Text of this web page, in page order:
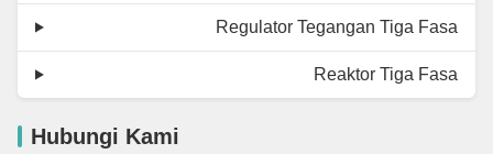
Regulator Tegangan Tiga Fasa
Reaktor Tiga Fasa
Hubungi Kami